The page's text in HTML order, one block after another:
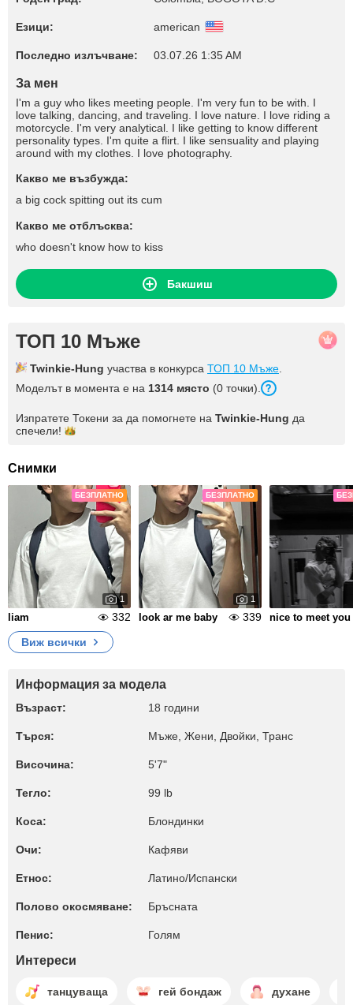
Езици: american
Последно излъчване: 03.07.26 1:35 AM
За мен
I'm a guy who likes meeting people. I'm very fun to be with. I
love talking, dancing, and traveling. I love nature. I love riding a
motorcycle. I'm very analytical. I like getting to know different
personality types. I'm quite a flirt. I like sensuality and playing
around with my clothes. I love photography.
Какво ме възбужда:
a big cock spitting out its cum
Какво ме отблъсква:
who doesn't know how to kiss
Бакшиш
ТОП 10 Мъже
Twinkie-Hung участва в конкурса ТОП 10 Мъже
Моделът в момента е на 1314 място (0 точки).
Изпратете Токени за да помогнете на Twinkie-Hung да
спечели!
Снимки
БЕЗПЛАТНО
1
liam 332
БЕЗПЛАТНО
1
look ar me baby 339 nice to meet you
Виж всички
Информация за модела
Възраст: 18 години
Търся: Мъже, Жени, Двойки, Транс
Височина: 5'7"
Тегло: 99 lb
Коса: Блондинки
Очи: Кафяви
Етнос: Латино/Испански
Полово окосмяване: Бръсната
Пенис: Голям
Интереси
танцуваща гей бондаж духане